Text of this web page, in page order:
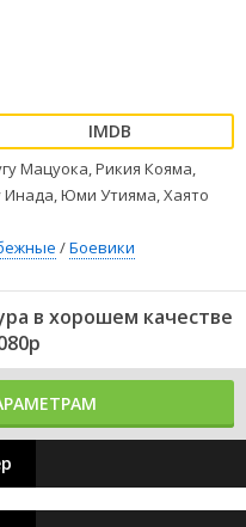
Мацуока, Рикия Кояма,
Юми Утияма, Хаято
/Боевики
в хорошем качестве